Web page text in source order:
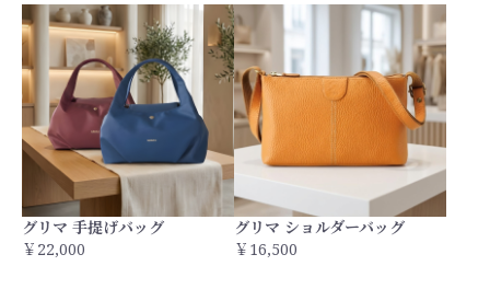
グリマ 手提げバッグ
￥22,000
グリマ ショルダーバッグ
￥16,500